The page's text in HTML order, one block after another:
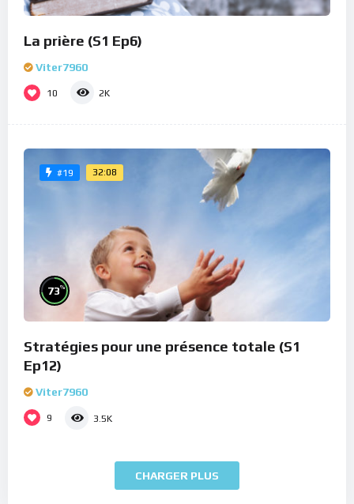
La prière (S1 Ep6)
Viter7960
10 2K
#19 32:08
73%
Stratégies pour une présence totale (S1
Ep12)
Viter7960
9 3.5K
CHARGER PLUS